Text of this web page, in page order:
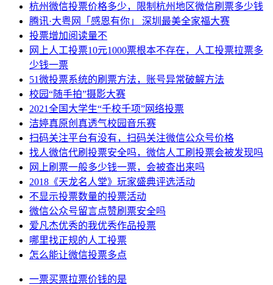
杭州微信投票价格多少，限制杭州地区微信刷票多少钱
腾讯·大粤网「感恩有你」 深圳最美全家福大赛
投票增加阅读量不
网上人工投票10元1000票根本不存在，人工投票拉票多
少钱一票
51微投票系统的刷票方法，账号异常破解方法
校园“随手拍”摄影大赛
2021全国大学生“千校千项”网络投票
洁婷真原创真透气校园音乐赛
扫码关注平台有没有，扫码关注微信公众号价格
找人微信代刷投票安全吗，微信人工刷投票会被发现吗
网上刷票一般多少钱一票，会被查出来吗
2018《天龙名人堂》玩家盛典评选活动
不显示投票数量的投票活动
微信公众号留言点赞刷票安全吗
爱凡杰优秀的我优秀作品投票
哪里找正规的人工投票
怎么能让微信投票多点
一票买票拉票价钱的是